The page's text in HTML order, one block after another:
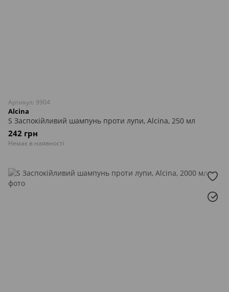
Артикул: 9904
Alcina
S Заспокійливий шампунь проти лупи, Alcina, 250 мл
242 грн
Немає в наявності